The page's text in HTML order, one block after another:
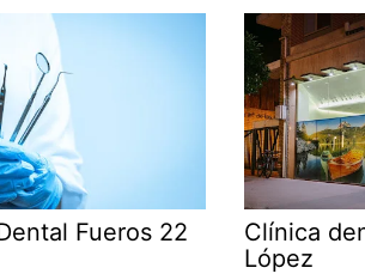
Fueros 22
Clínica
López